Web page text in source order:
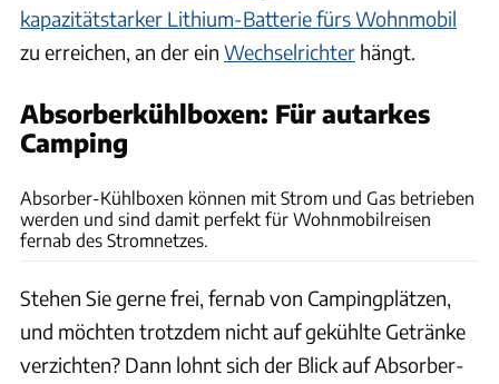
kapazitätstarker Lithium-Batterie fürs Wohnmobil
zu erreichen, an der ein Wechselrichter hängt.
Absorberkühlboxen: Für autarkes
Camping
Absorber-Kühlboxen können mit Strom und Gas betrieben
werden und sind damit perfekt für Wohnmobilreisen
fernab des Stromnetzes.
Stehen Sie gerne frei, fernab von Campingplätzen,
und möchten trotzdem nicht auf gekühlte Getränke
verzichten? Dann lohnt sich der Blick auf Absorber-